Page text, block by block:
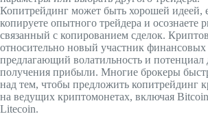
Копитрейдинг может быть хорошей идеей,
копируете опытного трейдера и осознаете
связанный с копированием сделок.
относительно новый участник
предлагающий волатильность и потенциал
получения прибыли. Многие брокеры
над тем, чтобы предложить копитрейдинг
на ведущих криптомонетах, включая
Litecoin.